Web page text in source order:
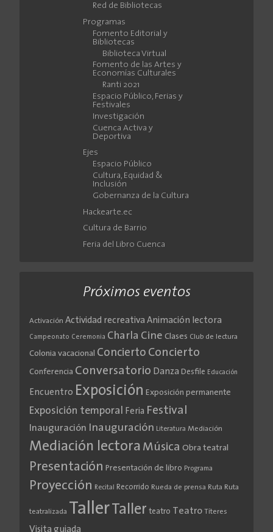
Red de Bibliotecas
Programas
Fomento Editorial y
Bibliotecas
Biblioteca Virtual
Fomento de las Artes y
Economías Culturales
Ranti 2021
Espacio Público, Ferias y
Festivales
Investigación
Cuenca Activa y
Deportiva
Ejes
Espacio Público
Cultura, Equidad &
Inclusión
Gobernanza de la Cultura
Hackearte.ec
Cultura de Barrio
Feria del Libro Cuenca
Próximos eventos
Activación Actividad recreativa Animación lectora
Campeonato Ceremonia Charla Cine Clases Club de lectura
Colonia vacacional Concierto Concierto
Conferencia Conversatorio Danza Desfile Educación
Encuentro Exposición Exposición permanente
Exposición temporal Feria Festival
Inauguración Inauguración Literatura Mediación
Mediación lectora Música Obra teatral
Presentación Presentación de libro Programa
Proyección Recital Recorrido Rueda de prensa Ruta Ruta
teatralizada TallerTaller teatro Teatro Títeres
Visita guiada